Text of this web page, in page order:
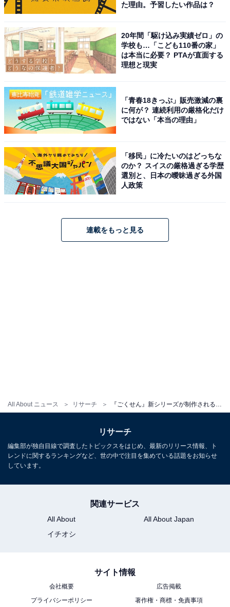
All About ニュース リサーチ
題を集めました。
滝沢秀明さんが設立した芸能事務所「TOBE」への合流
が発表されたばかりの平野さん。ジャニーズ事務所退所
後、今までにない活躍が注目されています。
回答者からは、「学ラン姿がみたい（46歳女性）」「不
良の役が絶対に合うと思うから（23歳女性）」「喧嘩強
そうだし、なんか迫力がありそう！（25歳女性）」な
が多数寄せられました。
＞次のページ：8位までの全ランキング結果を見る
※回答者のコメントは原文ママです
優ランキング！ 小栗旬を抑えた1位は？
た理由。予習したい作品は？
20年間「駆け込み実績ゼロ」の
学校も…「こども110番の家」
は本当に必要？ PTAが直面する
理想と現実
「青春18きっぷ」販売激減の裏
に何が？ 連続利用の厳格化だけ
ではない「本当の理由」
「移民」に冷たいのはどっちな
のか？ スイスの厳格過ぎる学歴
選別と、日本の曖昧過ぎる外国
人政策
連載をもっと見る
リサーチ
編集部が独自目線で調査したトピックスをはじめ、最新のリリース情報、ト
レンドに関するランキングなど、世の中で注目を集めている話題をお知らせ
しています。
関連サービス
All About
All About Japan
イチオシ
サイト情報
会社概要
広告掲載
プライバシーポリシー
著作権・商標・免責事項